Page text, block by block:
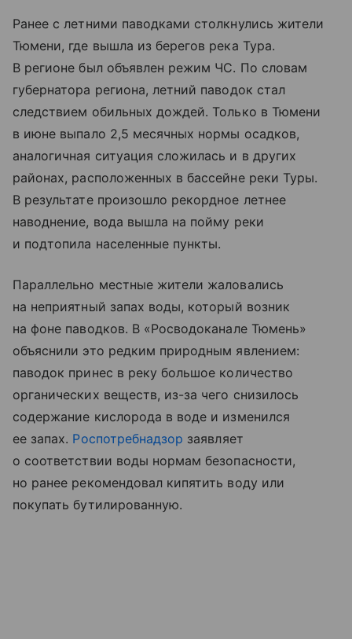
Ранее с летними паводками столкнулись жители
Тюмени, где вышла из берегов река Тура.
В регионе был объявлен режим ЧС. По словам
губернатора региона, летний паводок стал
следствием обильных дождей. Только в Тюмени
в июне выпало 2,5 месячных нормы осадков,
аналогичная ситуация сложилась и в других
районах, расположенных в бассейне реки Туры.
В результате произошло рекордное летнее
наводнение, вода вышла на пойму реки
и подтопила населенные пункты.
Параллельно местные жители жаловались
на неприятный запах воды, который возник
на фоне паводков. В «Росводоканале Тюмень»
объяснили это редким природным явлением:
паводок принес в реку большое количество
органических веществ, из-за чего снизилось
содержание кислорода в воде и изменился
ее запах. Роспотребнадзор заявляет
о соответствии воды нормам безопасности,
но ранее рекомендовал кипятить воду или
покупать бутилированную.